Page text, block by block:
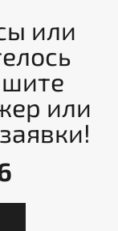
или
или